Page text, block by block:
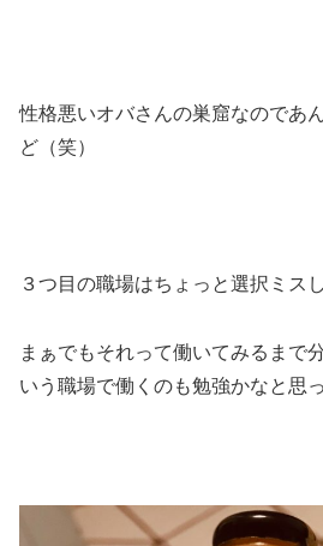
性格悪いオバさんの巣窟なのであ
ど（笑）
３つ目の職場はちょっと選択ミス
まぁでもそれって働いてみるまで
いう職場で働くのも勉強かなと思